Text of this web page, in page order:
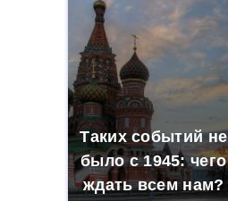
Таких событий не
было с 1945: чего
ждать всем нам?